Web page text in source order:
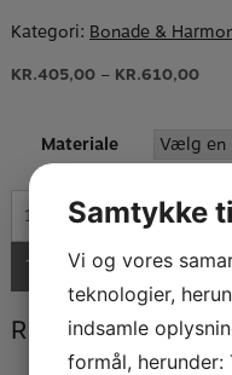
Kategori: Bonade &
KR.405,00– KR.610,00
Materiale
Harmonie
basklarinet
TILFØJ TIL KURV
Relaterede varer
Samtykke
Vi og vores
teknologier,
indsamle
formål, herunder: